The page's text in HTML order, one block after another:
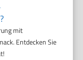
mit
Entdecken Sie